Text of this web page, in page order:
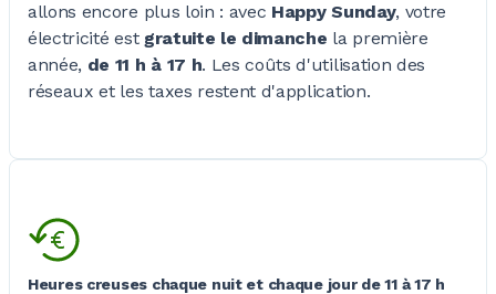
allons encore plus loin : avec Happy Sunday, votre
électricité est gratuite le dimanche la première
année, de 11 h à 17 h. Les coûts d'utilisation des
réseaux et les taxes restent d'application.
Heures creuses chaque nuit et chaque jour de 11 à 17 h